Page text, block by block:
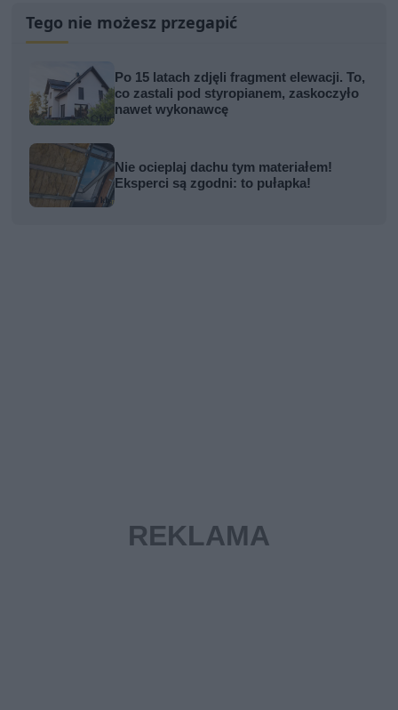
Tego nie możesz przegapić
Po 15 latach zdjęli fragment elewacji. To,
co zastali pod styropianem, zaskoczyło
nawet wykonawcę
Nie ocieplaj dachu tym materiałem!
Eksperci są zgodni: to pułapka!